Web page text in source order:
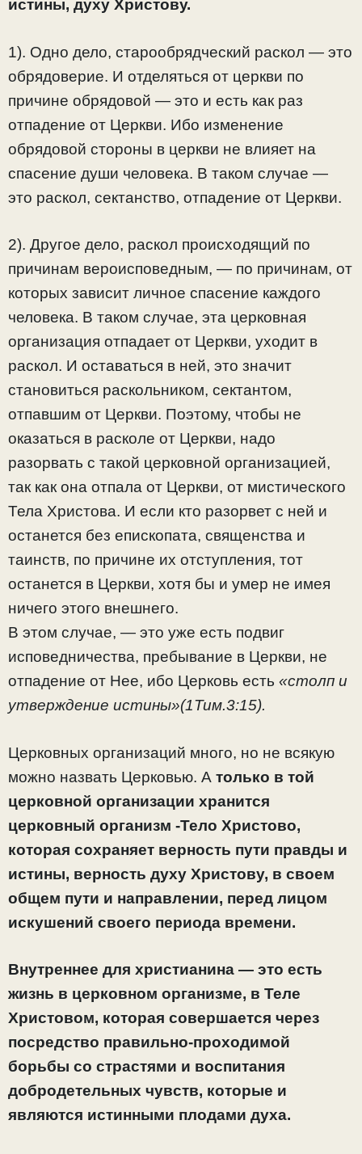
истины, духу Христову.
1). Одно дело, старообрядческий раскол — это
обрядоверие. И отделяться от церкви по
причине обрядовой — это и есть как раз
отпадение от Церкви. Ибо изменение
обрядовой стороны в церкви не влияет на
спасение души человека. В таком случае —
это раскол, сектанство, отпадение от Церкви.
2). Другое дело, раскол происходящий по
причинам вероисповедным, — по причинам, от
которых зависит личное спасение каждого
человека. В таком случае, эта церковная
организация отпадает от Церкви, уходит в
раскол. И оставаться в ней, это значит
становиться раскольником, сектантом,
отпавшим от Церкви. Поэтому, чтобы не
оказаться в расколе от Церкви, надо
разорвать с такой церковной организацией,
так как она отпала от Церкви, от мистического
Тела Христова. И если кто разорвет с ней и
останется без епископата, священства и
таинств, по причине их отступления, тот
останется в Церкви, хотя бы и умер не имея
ничего этого внешнего.
В этом случае, — это уже есть подвиг
исповедничества, пребывание в Церкви, не
отпадение от Нее, ибо Церковь есть «столп и
утверждение истины»(1Тим.3:15).
Церковных организаций много, но не всякую
можно назвать Церковью. А только в той
церковной организации хранится
церковный организм -Тело Христово,
которая сохраняет верность пути правды и
истины, верность духу Христову, в своем
общем пути и направлении, перед лицом
искушений своего периода времени.
Внутреннее для христианина — это есть
жизнь в церковном организме, в Теле
Христовом, которая совершается через
посредство правильно-проходимой
борьбы со страстями и воспитания
добродетельных чувств, которые и
являются истинными плодами духа.